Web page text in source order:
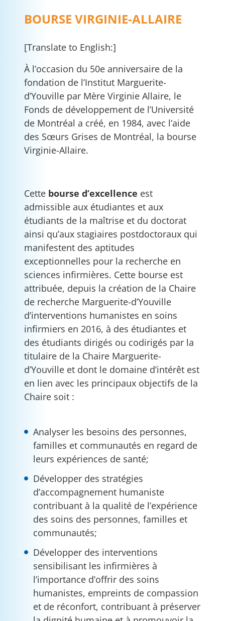
BOURSE VIRGINIE-ALLAIRE
[Translate to English:]
À l’occasion du 50e anniversaire de la
fondation de l’Institut Marguerite-
d’Youville par Mère Virginie Allaire, le
Fonds de développement de l’Université
de Montréal a créé, en 1984, avec l’aide
des Sœurs Grises de Montréal, la bourse
Virginie-Allaire.
Cette bourse d’excellence est
admissible aux étudiantes et aux
étudiants de la maîtrise et du doctorat
ainsi qu’aux stagiaires postdoctoraux qui
manifestent des aptitudes
exceptionnelles pour la recherche en
sciences infirmières. Cette bourse est
attribuée, depuis la création de la Chaire
de recherche Marguerite-d’Youville
d’interventions humanistes en soins
infirmiers en 2016, à des étudiantes et
des étudiants dirigés ou codirigés par la
titulaire de la Chaire Marguerite-
d’Youville et dont le domaine d’intérêt est
en lien avec les principaux objectifs de la
Chaire soit :
Analyser les besoins des personnes,
familles et communautés en regard de
leurs expériences de santé;
Développer des stratégies
d’accompagnement humaniste
contribuant à la qualité de l’expérience
des soins des personnes, familles et
communautés;
Développer des interventions
sensibilisant les infirmières à
l’importance d’offrir des soins
humanistes, empreints de compassion
et de réconfort, contribuant à préserver